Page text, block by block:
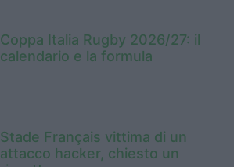
Coppa Italia Rugby 2026/27: il
calendario e la formula
Stade Français vittima di un
attacco hacker, chiesto un